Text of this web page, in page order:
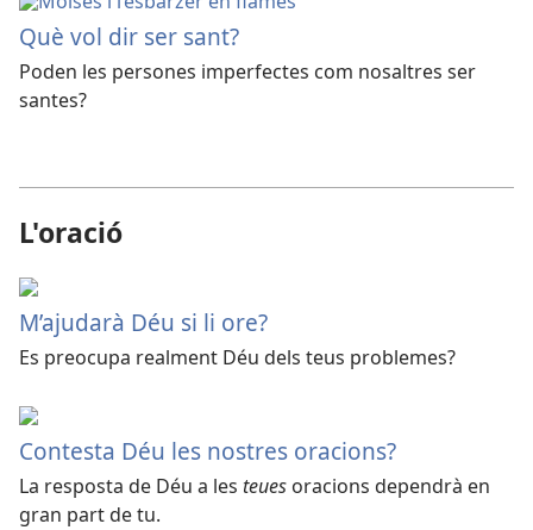
Què vol dir ser sant?
Poden les persones imperfectes com nosaltres ser
santes?
L'oració
M’ajudarà Déu si li ore?
Es preocupa realment Déu dels teus problemes?
Contesta Déu les nostres oracions?
La resposta de Déu a les teues oracions dependrà en
gran part de tu.